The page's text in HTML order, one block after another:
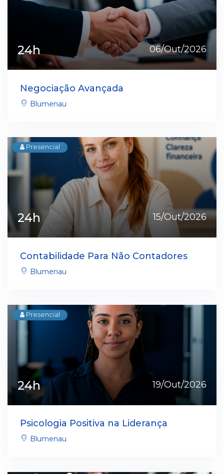
24h 06/Out/2026
Negociação Avançada
Blumenau
Presencial
24h 15/Out/2026
Contabilidade Para Não Contadores
Blumenau
Presencial
24h 19/Out/2026
Psicologia Positiva na Liderança
Blumenau